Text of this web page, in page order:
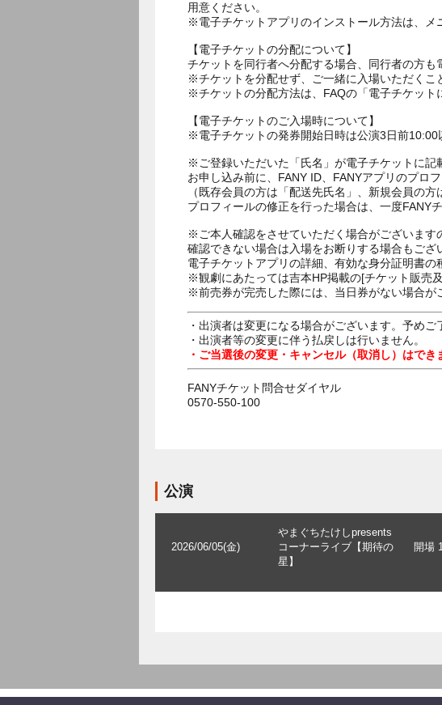
用意ください。
※電子チケットアプリのインストール方法は、メ
【電子チケットの分配について】
チケットを同行者へ分配する場合、同行者の方も
※チケットを分配せず、ご一緒に入場いただくこ
※チケットの分配方法は、FAQの「電子チケット
【電子チケットのご入場時について】
※電子チケットの発券開始日時は公演3日前10:00
※ご登録いただいた「氏名」が電子チケットに記
お申し込み前に、FANY ID、FANYアプリのプロ
（既存会員の方は「配送先氏名」、新規会員の
プロフィールの修正を行った場合は、一度
※ご本人確認をさせていただく場合がございます
確認できない場合は入場をお断りする場合もござ
電子チケットアプリの詳細、有効な身分証明書
※観劇にあたっては吉本HP掲載の[チケット販売
※前売券が完売した際には、当日券がない場合が
・出演者は変更になる場合がございます。予めご
・出演者等の変更に伴う払戻しは行いません。
・ご当選後の変更・キャンセル（取消し）はでき
FANYチケット問合せダイヤル
0570-550-100
公演
2026/06/05(金)
やまぐちたけしpresents
コーナーライブ【期待の
星】
開場